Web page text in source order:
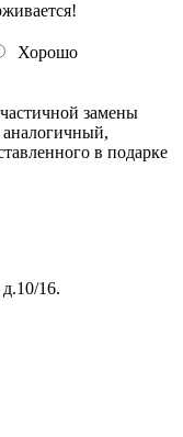
Хорошо
замены
аналогичный,
в подарке
16.